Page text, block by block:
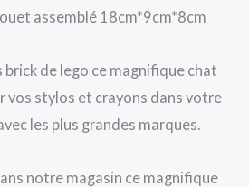
assemblé 18cm*9cm*8cm
brick de lego ce magnifique chat
vos stylos et crayons dans votre
les plus grandes marques.
notre magasin ce magnifique